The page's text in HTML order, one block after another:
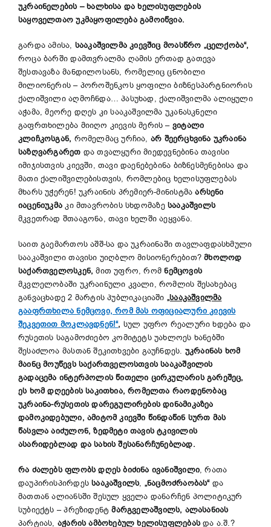
უკრაინელების – ხალხისა და ხელისუფლების
საყოველთაო უკმაყოფილება გამოიწვია.
გარდა ამისა, სააკაშვილმა კიევშიც მოასწრო „ცელქობა“,
როცა ბარში დამთვრალმა ღამის ერთად გათევა
შესთავაზა მანდილოსანს, რომელიც ცნობილი
მილიონერის – პოროშენკოს ყოფილი ბიზნესპარტნიორის
ქალიშვილი აღმოჩნდა… პასუხად, ქალიშვილმა ალიყული
აჭამა, მეორე დღეს კი სააკაშვილმა უკანასკნელი
გაფრთხილება მიიღო კიევის მერის – ვიტალი
კლიჩკოსგან, რომელმაც ურჩია, არ შეერცხვინა უკრაინა
საზღვარგარეთ და თვალყური მიედევნებინა თავისი
იმიჯისთვის კიევში, თავი დაენებებინა ბიზნესმენებისა და
მათი ქალიშვილებისთვის, რომლებიც ხელისუფლებას
მხარს უჭერენ! უკრაინის პრემიერ-მინისტმაარსენი
იაცენიუკმა კი მთავრობის სხდომაზე სააკაშვილს
მკვეთრად შთააგონა, თავი ხელში აეყვანა.
საით გაემართოს აშშ-სა და უკრაინაში თავლაფდასხმული
სააკაშვილი თავისი უიღბლო მისიონერებით?მხოლოდ
საქართველოსკენ, მით უფრო, რომნემცოვის
მკვლელობაში უკრაინული კვალი, რომლის შესახებაც
განვაცხადე 2 მარტის პუბლიკაციაში „სააკაშვილმა
გააფრთხილა ნემცოვი, რომ მას ოფიციალური კიევის
შეკვეთით მოკლავდნენ!“, სულ უფრო რეალური ხდება და
რუსეთის საგამოძიებო კომიტეტს უახლოეს ხანებში
შესაძლოა მასთან შეკითხვები გაუჩნდეს. უკრაინას ხომ
მაინც მოუწევს საქართველოსთვის სააკაშვილის
გადაცემა ინტერპოლის წითელი ცირკულარის გარეშეც,
ეს ხომ დღეების საკითხია, რომელთა რაოდენობაც
უკრაინა-რუსეთის დარეგულირების დინამიკაზეა
დამოკიდებული, ამიტომ კიევში წინდაწინ სურთ მას
წასვლა აიძულონ, ზედმეტი თავის ტკივილის
ასარიდებლად და სახის შესანარჩუნებლად.
რა ძალებს ფლობს დღეს ბიძინა ივანიშვილი, რათა
დაუპირისპირდესსააკაშვილს, „ნაცმოძრაობას“და
მათთან ალიანსში შესულ ყველა დანარჩენ პოლიტიკურ
სუბიექტს – პრეზიდენტმარგველაშვილს, ალასანიას
პარტიას, აჭარის ამბოხებულ ხელისუფლებასდა ა.შ.?